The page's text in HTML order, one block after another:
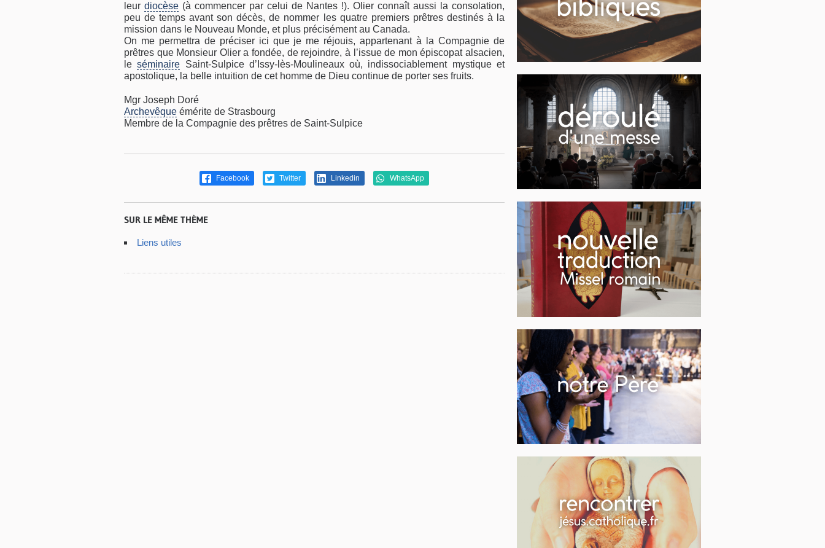
leur diocèse (à commencer par celui de Nantes !). Olier connaît aussi la consolation,
peu de temps avant son décès, de nommer les quatre premiers prêtres destinés à la
mission dans le Nouveau Monde, et plus précisément au Canada.
On me permettra de préciser ici que je me réjouis, appartenant à la Compagnie de
prêtres que Monsieur Olier a fondée, de rejoindre, à l’issue de mon épiscopat alsacien,
leséminaire Saint-Sulpice d’Issy-lès-Moulineaux où, indissociablement mystique et
apostolique, la belle intuition de cet homme de Dieu continue de porter ses fruits.
Mgr Joseph Doré
Archevêque émérite de Strasbourg
Membre de la Compagnie des prêtres de Saint-Sulpice
Facebook Twitter Linkedin WhatsApp
SUR LE MÊME THÈME
Liens utiles